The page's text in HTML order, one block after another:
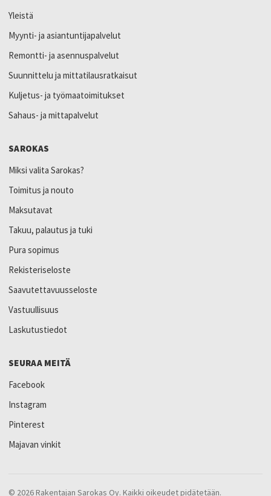
Yleistä
Myynti- ja asiantuntijapalvelut
Remontti- ja asennuspalvelut
Suunnittelu ja mittatilausratkaisut
Kuljetus- ja työmaatoimitukset
Sahaus- ja mittapalvelut
SAROKAS
Miksi valita Sarokas?
Toimitus ja nouto
Maksutavat
Takuu, palautus ja tuki
Pura sopimus
Rekisteriseloste
Saavutettavuusseloste
Vastuullisuus
Laskutustiedot
SEURAA MEITÄ
Facebook
Instagram
Pinterest
Majavan vinkit
© 2026 Rakentajan Sarokas Oy. Kaikki oikeudet pidätetään.